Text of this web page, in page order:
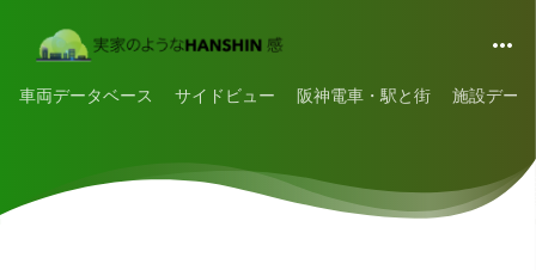
車両データベース サイドビュー 阪神電車・駅と街 施設デー